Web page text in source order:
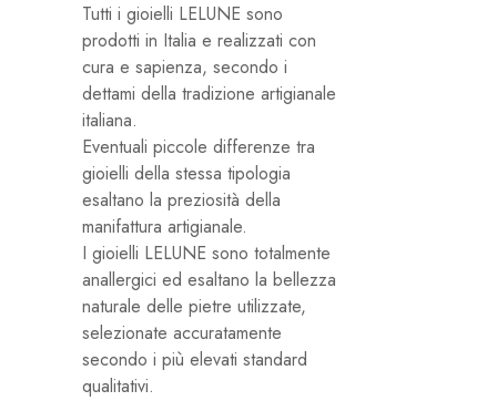
Tutti i gioielli LELUNE sono
prodotti in Italia e realizzati con
cura e sapienza, secondo i
dettami della tradizione artigianale
italiana.
Eventuali piccole differenze tra
gioielli della stessa tipologia
esaltano la preziosità della
manifattura artigianale.
I gioielli LELUNE sono totalmente
anallergici ed esaltano la bellezza
naturale delle pietre utilizzate,
selezionate accuratamente
secondo i più elevati standard
qualitativi.